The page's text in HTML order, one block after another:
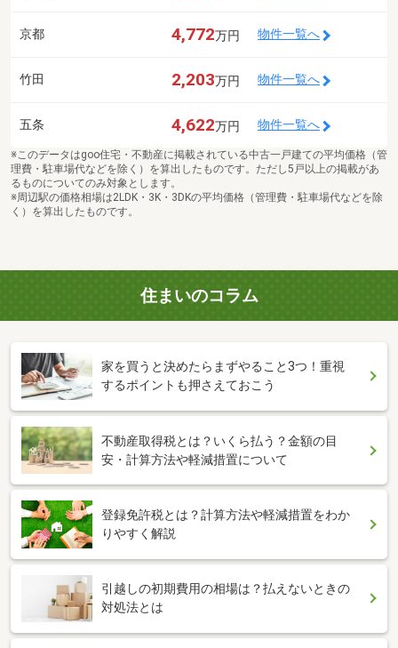
京都 4,772万円 物件一覧へ
竹田 2,203万円 物件一覧へ
五条 4,622万円 物件一覧へ
※このデータはgoo住宅・不動産に掲載されている中古一戸建ての平均価格（管
理費・駐車場代などを除く）を算出したものです。ただし5戸以上の掲載があ
るものについてのみ対象とします。
※周辺駅の価格相場は2LDK・3K・3DKの平均価格（管理費・駐車場代などを除
く）を算出したものです。
住まいのコラム
家を買うと決めたらまずやること3つ！重視
するポイントも押さえておこう
不動産取得税とは？いくら払う？金額の目
安・計算方法や軽減措置について
登録免許税とは？計算方法や軽減措置をわか
りやすく解説
引越しの初期費用の相場は？払えないときの
対処法とは